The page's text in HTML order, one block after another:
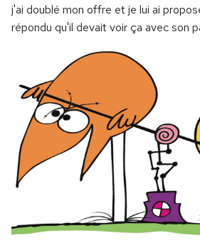
j'ai doublé mon offre et je lui ai
répondu qu'il devait voir ça avec son